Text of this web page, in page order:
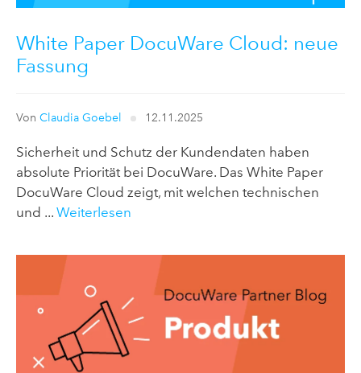
White Paper DocuWare Cloud: neue
Fassung
Von Claudia Goebel 12.11.2025
Sicherheit und Schutz der Kundendaten haben
absolute Priorität bei DocuWare. Das White Paper
DocuWare Cloud zeigt, mit welchen technischen
und ... Weiterlesen